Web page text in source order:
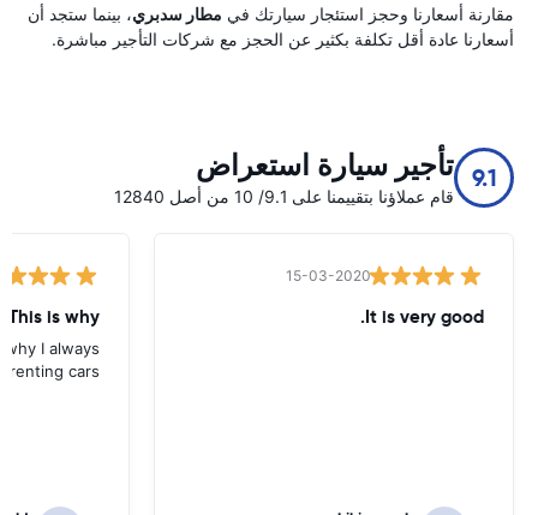
مقارنة أسعارنا وحجز استئجار سيارتك في مطار سدبري، بينما ستجد أن
أسعارنا عادة أقل تكلفة بكثير عن الحجز مع شركات التأجير مباشرة.
9.1 تأجير سيارة استعراض
قام عملاؤنا بتقييمنا على 9.1/ 10 من أصل 12840
15-03-2020
It is very good.
This is why
I always
cars.